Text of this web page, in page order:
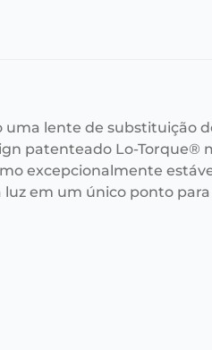
uma lente de substituição
patenteado Lo-Torque®
excepcionalmente
em um único ponto